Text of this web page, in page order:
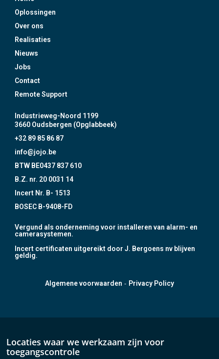
Oplossingen
Over ons
Realisaties
Nieuws
Jobs
Contact
Remote Support
Industrieweg-Noord 1199
3660 Oudsbergen (Opglabbeek)
+32 89 85 86 87
info@jojo.be
BTW BE0437 837 610
B.Z. nr. 20 0031 14
Incert Nr. B- 1513
BOSEC B-9408-FD
Vergund als onderneming voor installeren van alarm- en
camerasystemen.
Incert certificaten uitgereikt door J. Bergoens nv blijven
geldig.
Algemene voorwaarden - Privacy Policy
Locaties waar we werkzaam zijn voor
toegangscontrole